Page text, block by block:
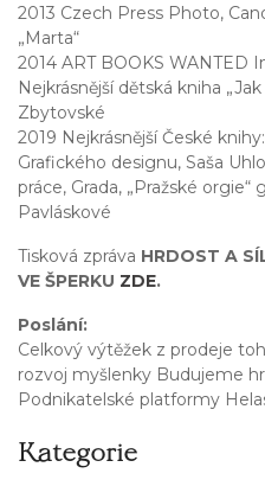
Kategorie
2013 Czech Press Photo,
„Marta“
2014 ART BOOKS WANTED
Nejkrásnější dětská kniha
Zbytovské
2019 Nejkrásnější České
Grafického designu, Saša
práce, Grada, „Pražské
Pavláskové
Tisková zpráva HRDOST A
VE ŠPERKU ZDE.
Poslání:
Celkový výtěžek z prodeje
rozvoj myšlenky Budujeme
Podnikatelské platformy